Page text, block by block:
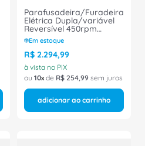
Parafusadeira/Furadeira
Elétrica Dupla/variável
Reversível 450rpm
S/Bateria SFASD16
Phoenix Contact
Em estoque
R$ 2.294,99
à vista no PIX
ou 10 de R$ 254,99 sem juros
adicionar ao carrinho